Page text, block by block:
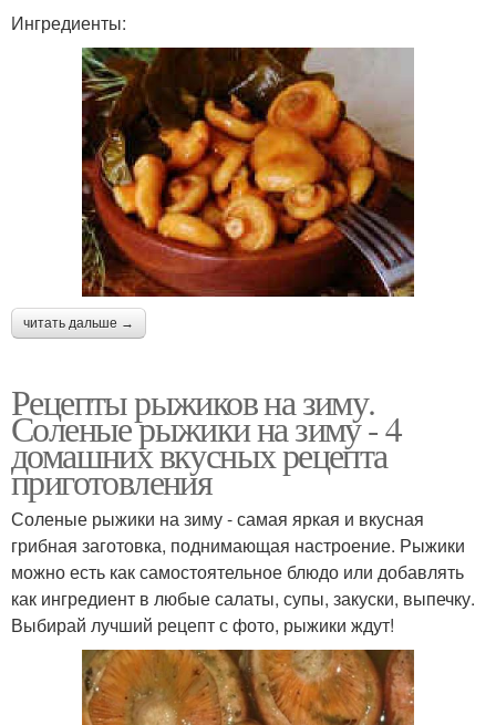
Ингредиенты:
читать дальше →
Рецепты рыжиков на зиму.
Соленые рыжики на зиму - 4
домашних вкусных рецепта
приготовления
Соленые рыжики на зиму - самая яркая и вкусная
грибная заготовка, поднимающая настроение. Рыжики
можно есть как самостоятельное блюдо или добавлять
как ингредиент в любые салаты, супы, закуски, выпечку.
Выбирай лучший рецепт с фото, рыжики ждут!